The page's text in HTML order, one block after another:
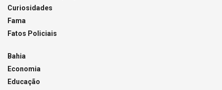
Curiosidades
Fama
Fatos Policiais
Bahia
Economia
Educação